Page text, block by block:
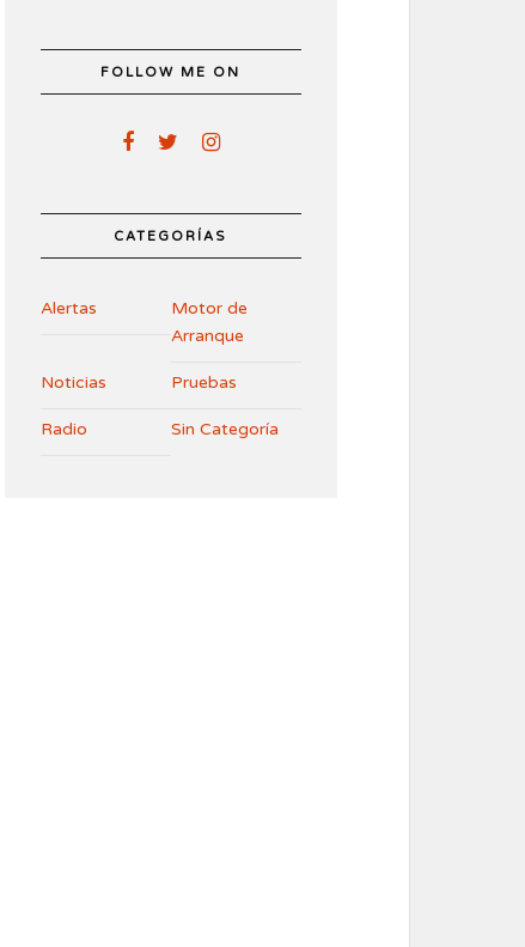
FOLLOW ME ON
CATEGORÍAS
Alertas
Motor de
Arranque
Noticias Pruebas
Radio Sin Categoría